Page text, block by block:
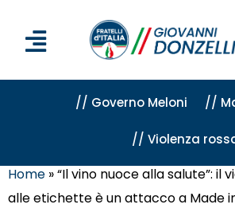
// Governo Meloni //
// Violenza
Home »“Il vino nuoce alla salute”: il
alle etichette è un attacco a Made